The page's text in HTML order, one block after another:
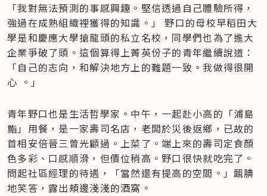
「我對無法預測的事感興趣。堅信透過自己體驗所得，
強過在成熟組織裡獲得的知識。」 野口的母校早稻田大
學是和慶應大學搶龍頭的私立名校，同學們也為了進大
企業爭破了頭。這個算得上菁英份子的青年繼續說道：
「自己的志向，和解決地方上的難題一致。我做得很開
心 。」
青年野口也是生活哲學家。中午，一起赴小高的「浦島
鮨」用餐，是一家壽司名店，老闆於災後返鄉，已故的
首相安倍晉三曾光顧過。上菜了。端上來的壽司定食顏
色多彩、口感順滑，但價位稍高。野口很快就吃完了。
問起社區經理的待遇，「當然還有提高的空間。」靦腆
地笑答，露出頰邊淺淺的酒窩。